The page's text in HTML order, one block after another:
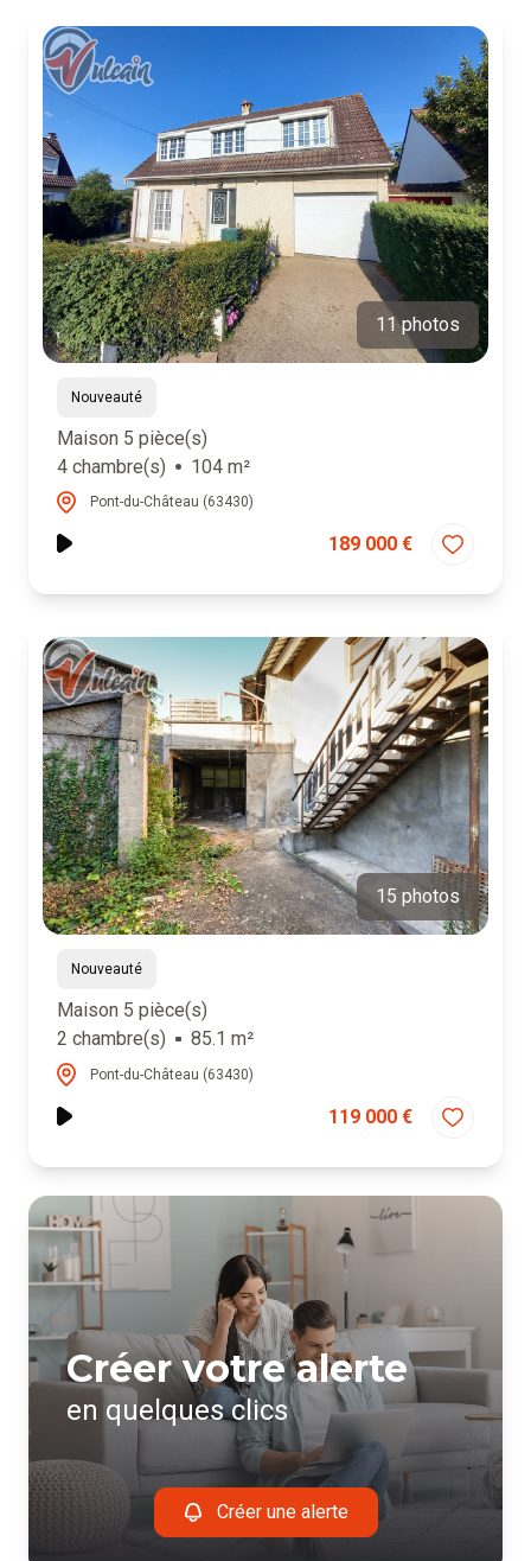
EQUIPE
ALERTE
E-MAIL
RECRUTEMENT
11 photos
Nouveauté
Maison 5 pièce(s)
4 chambre(s)
104 m²
Pont-du-Château (63430)
189 000 €
15 photos
Nouveauté
Maison 5 pièce(s)
2 chambre(s)
85.1 m²
Pont-du-Château (63430)
119 000 €
Créer votre alerte
en quelques clics
Créer une alerte